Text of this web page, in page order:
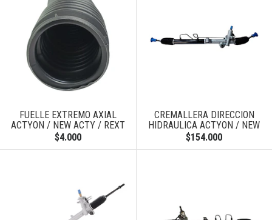
FUELLE EXTREMO AXIAL
ACTYON / NEW ACTY / REXT
$4.000
CREMALLERA DIRECCION
HIDRAULICA ACTYON / NEW
$154.000